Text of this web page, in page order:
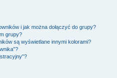
i jak można dołączyć do grupy?
grupy?
są wyświetlane innymi kolorami?